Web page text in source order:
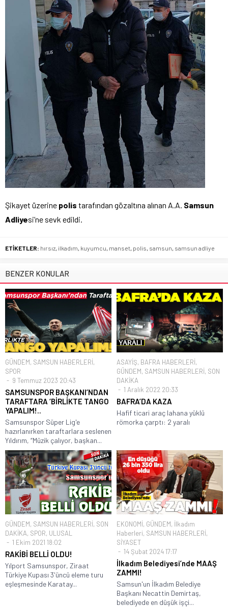
Şikayet üzerine polis tarafından gözaltına alınan A.A. Samsun
Adliyesi’ne sevk edildi.
ETİKETLER: hırsız ilkadım kuyumcu manset polis samsun samsun adliye
BENZER KONULAR
GÜNDEM, SAMSUN HABERLERİ,
SPOR
9 Temmuz 2023 20:43
SAMSUNSPOR BAŞKANI’NDAN
TARAFTARA ‘BİRLİKTE TANGO
YAPALIM!..
Samsunspor Süper Lig'e
hazırlanırken taraftarlara seslenen
Yıldırım, “Müzik çalıyor, başkan...
ASAYİŞ, BAFRA HABERLERİ,
GÜNDEM, SAMSUN HABERLERİ, SON
DAKİKA
1 Aralık 2022 20:33
BAFRA’DA KAZA
Hafif ticari araç lahana yüklü
römorka çarptı: 2 yaralı
GÜNDEM, SAMSUN HABERLERİ, SON
DAKİKA, SPOR, ULUSAL
1 Ekim 2021 18:02
RAKİBİ BELLİ OLDU!
Yılport Samsunspor, Ziraat
Türkiye Kupası 3'üncü eleme turu
eşleşmesinde Karatay...
EKONOMİ, GÜNDEM, İlkadım
Haberleri, SAMSUN HABERLERİ,
SİYASET
14 Şubat 2024 17:17
İlkadım Belediyesi’nde MAAŞ
ZAMMI!
Samsun'un İlkadım Belediye
Başkanı Necattin Demirtaş,
belediyede en düşük işçi...